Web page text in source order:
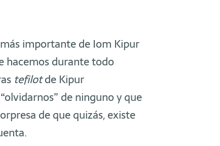
importante de Iom Kipur
hacemos durante todo
tefilotde Kipur
de ninguno y que
de que quizás, existe